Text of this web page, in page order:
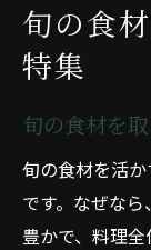
旬の食
特集
旬の食材を
旬の食材を活
です。なぜな
豊かで、料理全